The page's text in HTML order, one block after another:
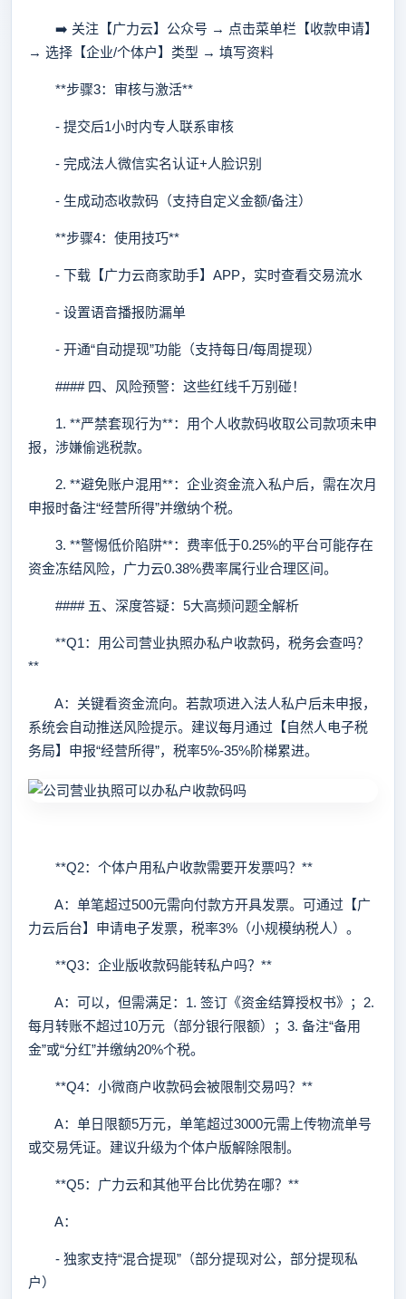
➡️ 关注【广力云】公众号 → 点击菜单栏【收款申请】
→ 选择【企业/个体户】类型 → 填写资料
**步骤3：审核与激活**
- 提交后1小时内专人联系审核
- 完成法人微信实名认证+人脸识别
- 生成动态收款码（支持自定义金额/备注）
**步骤4：使用技巧**
- 下载【广力云商家助手】APP，实时查看交易流水
- 设置语音播报防漏单
- 开通“自动提现”功能（支持每日/每周提现）
#### 四、风险预警：这些红线千万别碰！
1. **严禁套现行为**：用个人收款码收取公司款项未申
报，涉嫌偷逃税款。
2. **避免账户混用**：企业资金流入私户后，需在次月
申报时备注“经营所得”并缴纳个税。
3. **警惕低价陷阱**：费率低于0.25%的平台可能存在
资金冻结风险，广力云0.38%费率属行业合理区间。
#### 五、深度答疑：5大高频问题全解析
**Q1：用公司营业执照办私户收款码，税务会查吗？
**
A：关键看资金流向。若款项进入法人私户后未申报，
系统会自动推送风险提示。建议每月通过【自然人电子税
务局】申报“经营所得”，税率5%-35%阶梯累进。
**Q2：个体户用私户收款需要开发票吗？**
A：单笔超过500元需向付款方开具发票。可通过【广
力云后台】申请电子发票，税率3%（小规模纳税人）。
**Q3：企业版收款码能转私户吗？**
A：可以，但需满足：1. 签订《资金结算授权书》；2.
每月转账不超过10万元（部分银行限额）；3. 备注“备用
金”或“分红”并缴纳20%个税。
**Q4：小微商户收款码会被限制交易吗？**
A：单日限额5万元，单笔超过3000元需上传物流单号
或交易凭证。建议升级为个体户版解除限制。
**Q5：广力云和其他平台比优势在哪？**
A：
- 独家支持“混合提现”（部分提现对公，部分提现私
户）